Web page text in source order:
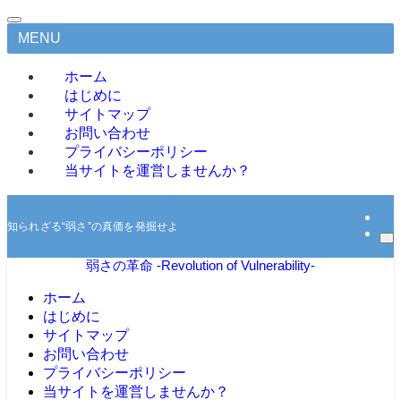
MENU
ホーム
はじめに
サイトマップ
お問い合わせ
プライバシーポリシー
当サイトを運営しませんか？
知られざる“弱さ”の真価を発掘せよ
弱さの革命 -Revolution of Vulnerability-
ホーム
はじめに
サイトマップ
お問い合わせ
プライバシーポリシー
当サイトを運営しませんか？